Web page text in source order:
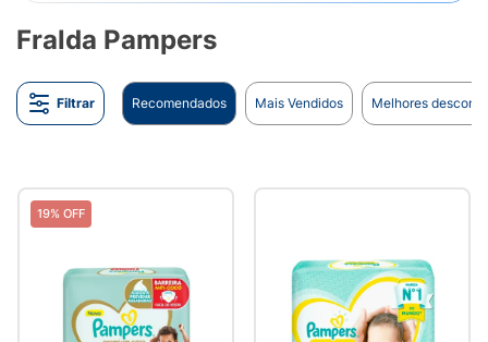
Fralda Pampers
Filtrar Recomendados Mais Vendidos Melhores
19% OFF